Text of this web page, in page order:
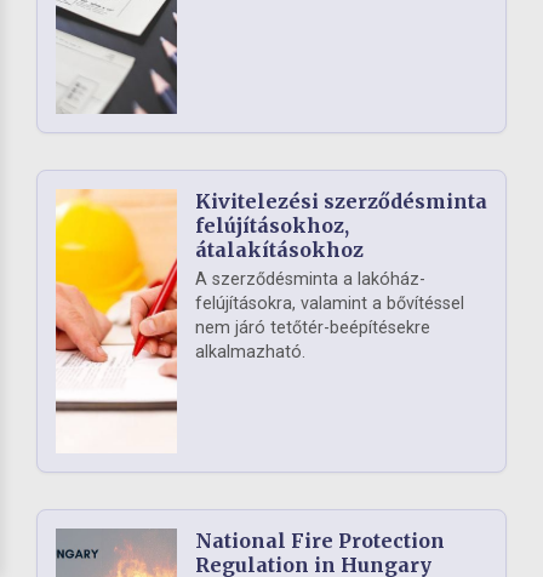
Kivitelezési szerződésminta
felújításokhoz,
átalakításokhoz
A szerződésminta a lakóház-
felújításokra, valamint a bővítéssel
nem járó tetőtér-beépítésekre
alkalmazható.
National Fire Protection
Regulation in Hungary